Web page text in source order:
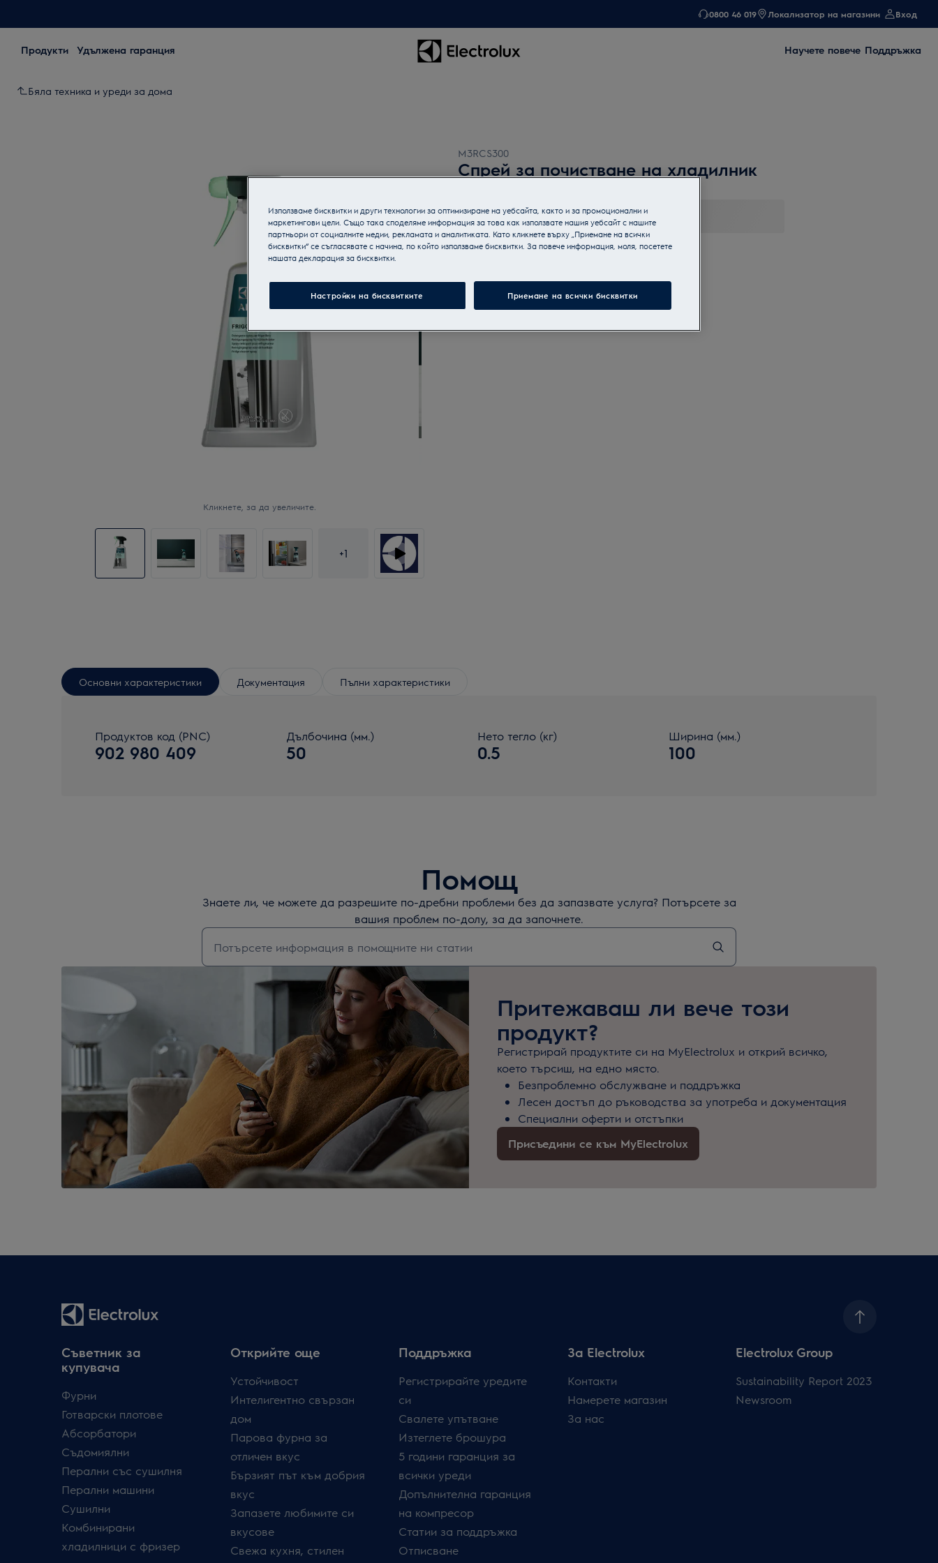
0800 46 019 Локализатор на магазини Вход
Продукти Удължена гаранция Научете повече Поддръжка
Бяла техника и уреди за дома
Кликнете, за да увеличите.
+1
M3RCS300
Спрей за почистване на хладилник
Основни характеристики Документация Пълни характеристики
Продуктов код (PNC)
902 980 409
Дълбочина (мм.)
50
Нето тегло (кг)
0.5
Ширина (мм.)
100
Помощ
Знаете ли, че можете да разрешите по-дребни проблеми без да запазвате услуга? Потърсете за
вашия проблем по-долу, за да започнете.
Въведете текст за да потърсите статии за поддръжка
Притежаваш ли вече този
продукт?
Регистрирай продуктите си на MyElectrolux и открий всичко,
което търсиш, на едно място.
Безпроблемно обслужване и поддръжка
Лесен достъп до ръководства за употреба и документация
Специални оферти и отстъпки
Присъедини се към MyElectrolux
Съветник за
купувача
Фурни
Готварски плотове
Абсорбатори
Съдомиялни
Перални със сушилня
Перални машини
Сушилни
Комбинирани
хладилници с фризер
Открийте още
Устойчивост
Интелигентно свързан
дом
Парова фурна за
отличен вкус
Бързият път към добрия
вкус
Запазете любимите си
вкусове
Свежа кухня, стилен
Поддръжка
Регистрирайте уредите
си
Свалете упътване
Изтеглете брошура
5 години гаранция за
всички уреди
Допълнителна гаранция
на компресор
Статии за поддръжка
Отписване
За Electrolux
Контакти
Намерете магазин
За нас
Electrolux Group
Sustainability Report 2023
Newsroom
Използваме бисквитки и други технологии за оптимизиране на уебсайта, както и за промоционални и
маркетингови цели. Също така споделяме информация за това как използвате нашия уебсайт с нашите
партньори от социалните медии, рекламата и аналитиката. Като кликнете върху „Приемане на всички
бисквитки“ се съгласявате с начина, по който използваме бисквитки. За повече информация, моля, посетете
нашата декларация за бисквитки.
Настройки на бисквитките Приемане на всички бисквитки